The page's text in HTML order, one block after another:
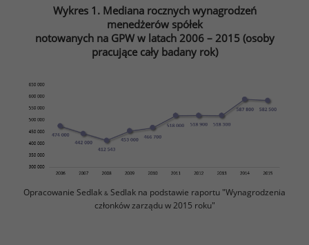
Wykres 1. Mediana rocznych wynagrodzeń
menedżerów spółek
notowanych na GPW w latach 2006 – 2015 (osoby
pracujące cały badany rok)
Opracowanie Sedlak & Sedlak na podstawie raportu "Wynagrodzenia
członków zarządu w 2015 roku"